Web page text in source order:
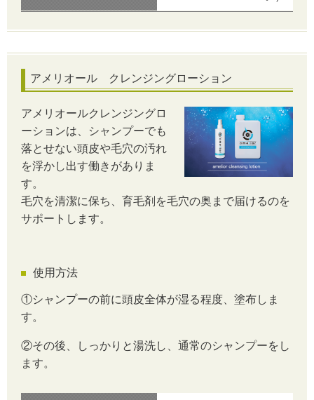
アメリオール クレンジングローション
アメリオールクレンジングロ
ーションは、シャンプーでも
落とせない頭皮や毛穴の汚れ
を浮かし出す働きがありま
す。
毛穴を清潔に保ち、育毛剤を毛穴の奥まで届けるのを
サポートします。
使用方法
①シャンプーの前に頭皮全体が湿る程度、塗布しま
す。
②その後、しっかりと湯洗し、通常のシャンプーをし
ます。